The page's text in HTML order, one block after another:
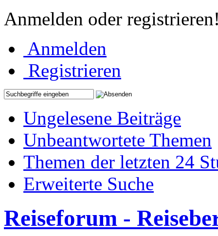
Anmelden oder
Anmelden
Registrieren
Ungelesene Beiträge
Unbeantwortete Themen
Themen der letzten 24
Erweiterte Suche
Reiseforum -